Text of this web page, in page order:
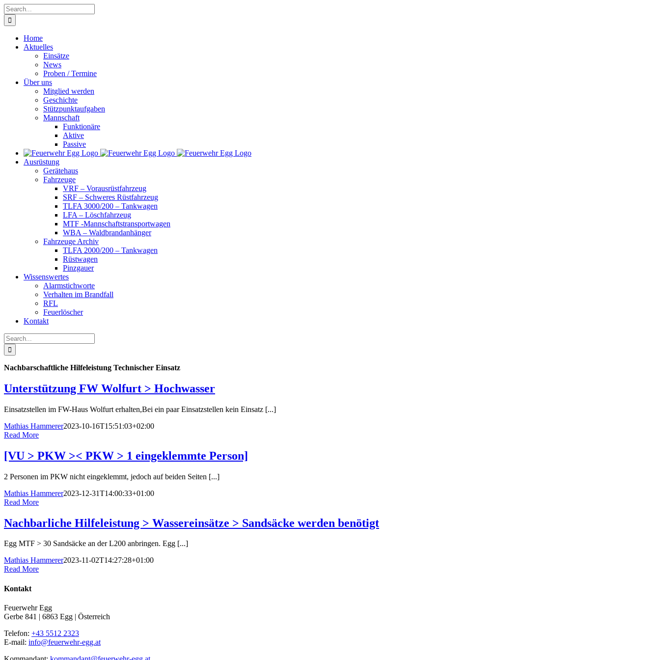
Skip
to
content
Search
for:
Home
Aktuelles
Einsätze
News
Proben / Termine
Über uns
Mitglied werden
Geschichte
Stützpunktaufgaben
Mannschaft
Funktionäre
Aktive
Passive
Ausrüstung
Gerätehaus
Fahrzeuge
VRF – Vorausrüstfahrzeug
SRF – Schweres Rüstfahrzeug
TLFA 3000/200 – Tankwagen
LFA – Löschfahrzeug
MTF -Mannschaftstransportwagen
WBA – Waldbrandanhänger
Fahrzeuge Archiv
TLFA 2000/200 – Tankwagen
Rüstwagen
Pinzgauer
Wissenswertes
Alarmstichworte
Verhalten im Brandfall
RFL
Feuerlöscher
Kontakt
Search
for:
Nachbarschaftliche Hilfeleistung Technischer Einsatz
Unterstützung FW Wolfurt > Hochwasser
Einsatzstellen im FW-Haus Wolfurt erhalten,Bei ein paar Einsatzstellen kein Einsatz [...]
Mathias Hammerer2023-10-16T15:51:03+02:00
Read More
[VU > PKW >< PKW > 1 eingeklemmte Person]
2 Personen im PKW nicht eingeklemmt, jedoch auf beiden Seiten [...]
Mathias Hammerer2023-12-31T14:00:33+01:00
Read More
Nachbarliche Hilfeleistung > Wassereinsätze > Sandsäcke werden benötigt
Egg MTF > 30 Sandsäcke an der L200 anbringen. Egg [...]
Mathias Hammerer2023-11-02T14:27:28+01:00
Read More
Kontakt
Feuerwehr Egg
Gerbe 841 | 6863 Egg | Österreich
Telefon: +43 5512 2323
E-mail: info@feuerwehr-egg.at